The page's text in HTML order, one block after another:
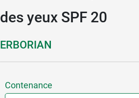
des yeux SPF 20
ERBORIAN
Contenance